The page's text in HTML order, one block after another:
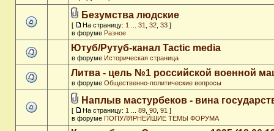
Безумства людские
[ На страницу: 1 31 32 33 ]
в форуме Разное
Ютуб/Рутуб-канал Tactic media
в форуме Историческая страница
Литва - цель №1 российской военной
в форуме Общественно-политические вопросы
Наплыв мастурбеков - вина
[ На страницу: 1 89 90 91 ]
в форуме ПОПУЛЯРНЕЙШИЕ ТЕМЫ ФОРУМА